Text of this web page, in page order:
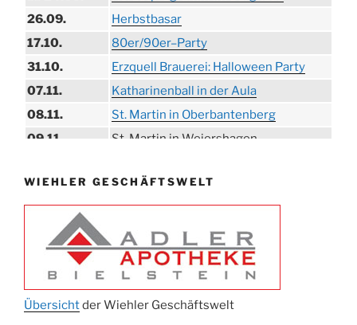
26.09.
Herbstbasar
17.10.
80er/90er–Party
31.10.
Erzquell Brauerei: Halloween Party
07.11.
Katharinenball in der Aula
08.11.
St. Martin in Oberbantenberg
09.11.
St. Martin in Weiershagen
11.11.
„DÜX“ im Burghaus
14.11.
Proklamation der Tollitäten
15.11.
Konzert Bielsteiner Männerchor
Volkstrauertag am Ehrenmal
27.11.
Anknipsfest an der Oberbantenberger
Kirche
WIEHLER GESCHÄFTSWELT
Übersichtder Wiehler Geschäftswelt